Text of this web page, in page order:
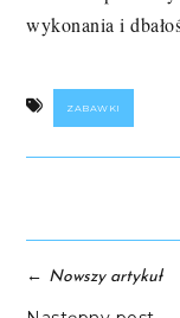
wykonania i
ZABAWKI
← Nowszy artykuł